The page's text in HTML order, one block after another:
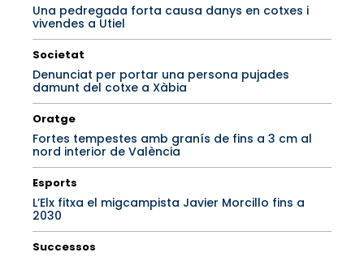
Una pedregada forta causa danys en cotxes i
vivendes a Utiel
Societat
Denunciat per portar una persona pujades
damunt del cotxe a Xàbia
Oratge
Fortes tempestes amb granís de fins a 3 cm al
nord interior de València
Esports
L’Elx fitxa el migcampista Javier Morcillo fins a
2030
Successos